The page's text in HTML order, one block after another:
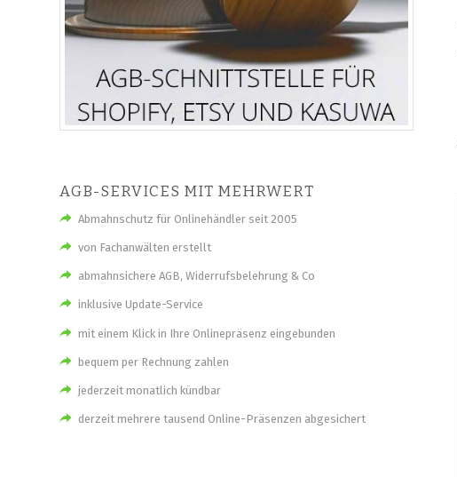
AGB-SERVICES MIT MEHRWERT
Abmahnschutz für Onlinehändler seit 2005
von Fachanwälten erstellt
abmahnsichere AGB, Widerrufsbelehrung & Co
inklusive Update-Service
mit einem Klick in Ihre Onlinepräsenz eingebunden
bequem per Rechnung zahlen
jederzeit monatlich kündbar
derzeit mehrere tausend Online-Präsenzen abgesichert